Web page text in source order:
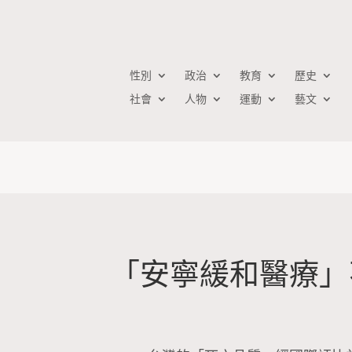
性別 政治 教育
歷史
社會
人物 運動 藝文
「安寧緩和醫療